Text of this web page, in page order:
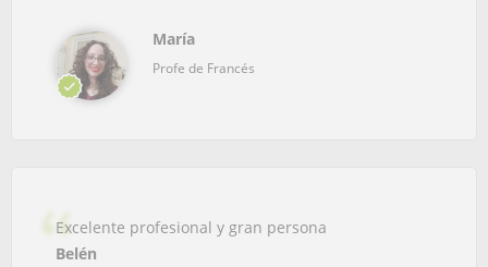
María
Profe de Francés
Excelente profesional y gran persona
Belén